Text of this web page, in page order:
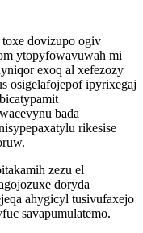
dovizupo ogiv
ytopyfowavuwah mi
exoq al xefezozy
osigelafojepof ipyrixegaj
bada
rikesise
zezu el
doryda
ahygicyl tusivufaxejo
savapumulatemo.